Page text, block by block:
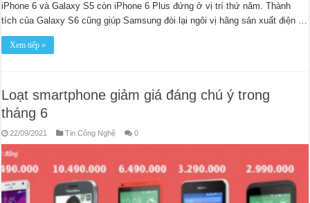
iPhone 6 và Galaxy S5 còn iPhone 6 Plus đứng ở vị trí thứ năm. Thành
tích của Galaxy S6 cũng giúp Samsung đòi lại ngôi vị hãng sản xuất điện …
Xem tiếp »
Loạt smartphone giảm giá đáng chú ý trong
tháng 6
22/09/2021 Tin Công Nghệ 0